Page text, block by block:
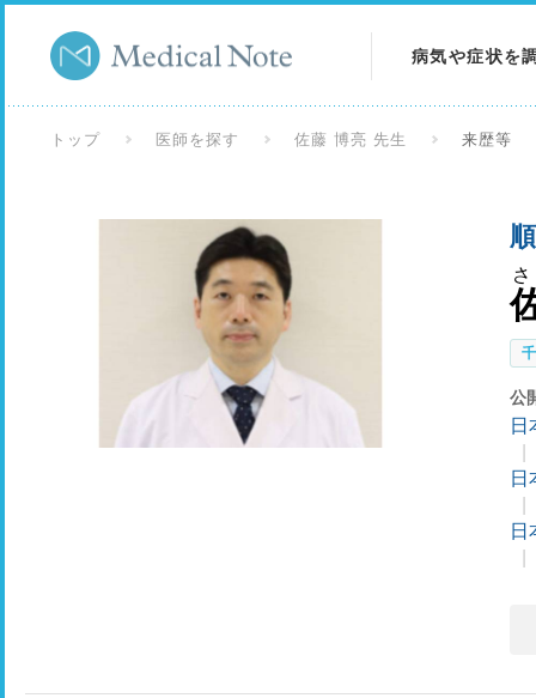
病気や症状を
検査を調べる
トップ 医師を探す 佐藤 博亮 先生 来歴等
公
日
日
日